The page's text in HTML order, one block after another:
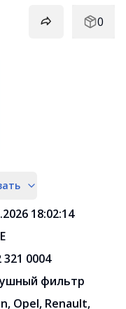
0
18:02:14
321 0004
фильтр
Opel, Renault,